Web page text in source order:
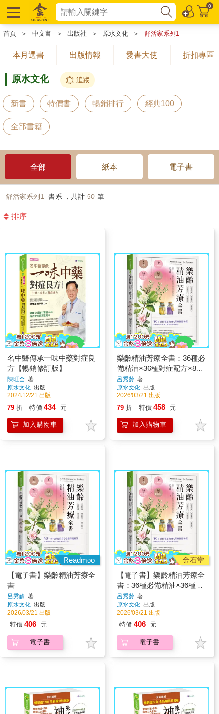
0
首頁 ＞ 中文書 ＞ 出版社 ＞ 原水文化 ＞ 舒活家系列1
本月選書 出版情報 愛書大使 折扣專區
原水文化 追蹤
新書 特價書 暢銷排行 經典100
全部書籍
全部 紙本 電子書
舒活家系列1 書系 ，共計 60 筆
排序
名中醫傳承一味中藥對症良
方【暢銷修訂版】
陳旺全 著
原水文化 出版
2024/12/21 出版
79 折 特價 434 元
加入購物車
樂齡精油芳療全書：36種必
備精油×36種對症配方×8種
純露×24種實用芳香小物
呂秀齡 著
原水文化 出版
2026/03/21 出版
79 折 特價 458 元
加入購物車
Readmoo
【電子書】樂齡精油芳療全
書
呂秀齡 著
原水文化 出版
2026/03/21 出版
特價 406 元
電子書
金石堂
【電子書】樂齡精油芳療全
書：36種必備精油×36種對
症配方×8種純露×24種實用
芳香小物
呂秀齡 著
原水文化 出版
2026/03/21 出版
特價 406 元
電子書